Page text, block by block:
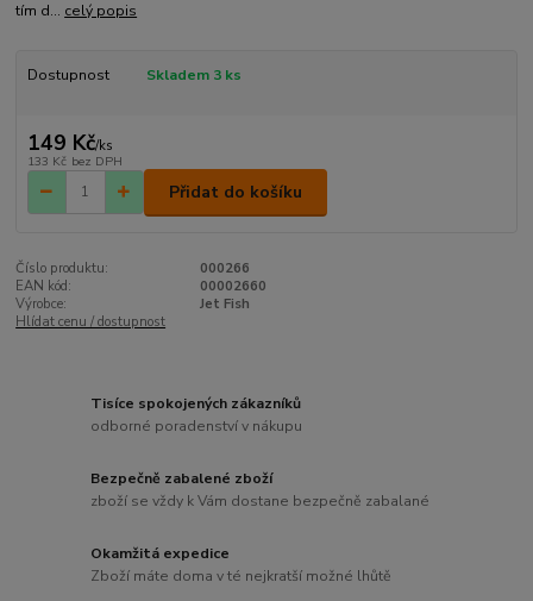
tím d... celý popis
Dostupnost Skladem 3 ks
149 Kč/ks
133 Kč bez DPH
Přidat do košíku
Číslo produktu:
000266
EAN kód:
00002660
Výrobce:
Jet Fish
Hlídat cenu / dostupnost
Tisíce spokojených zákazníků
odborné poradenství v nákupu
Bezpečně zabalené zboží
zboží se vždy k Vám dostane bezpečně zabalané
Okamžitá expedice
Zboží máte doma v té nejkratší možné lhůtě